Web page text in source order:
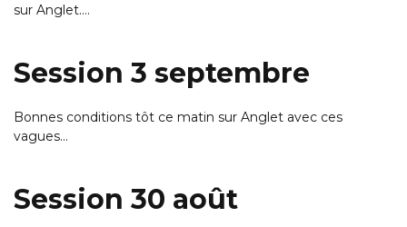
sur Anglet.…
Session 3 septembre
Bonnes conditions tôt ce matin sur Anglet avec ces
vagues…
Session 30 août